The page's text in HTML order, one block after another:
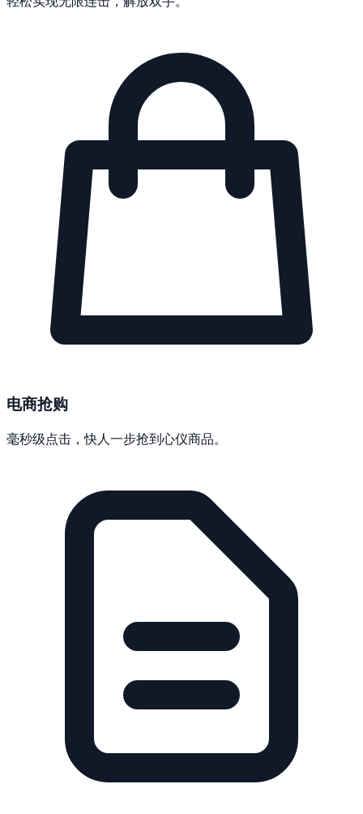
电商抢购
毫秒级点击，快人一步抢到心仪商品。